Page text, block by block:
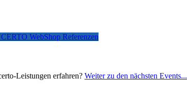
WebShop Referenzen
Leistungen erfahren? Weiter zu den nächsten Events...